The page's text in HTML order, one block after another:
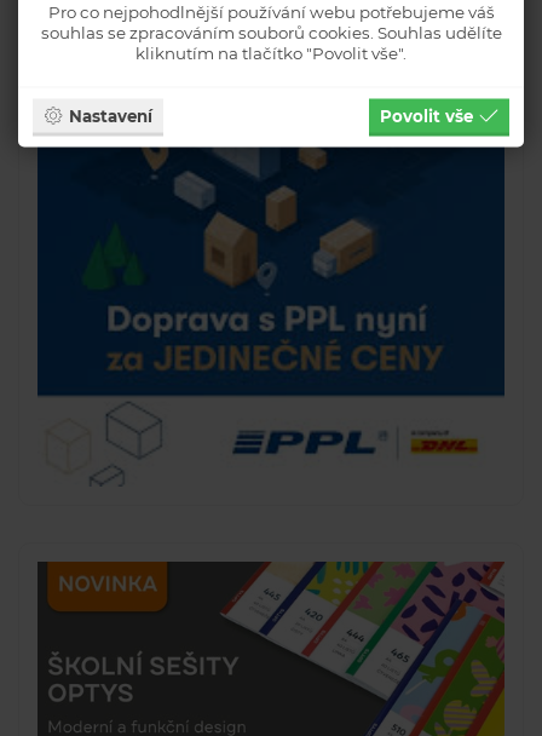
Pro co nejpohodlnější používání webu potřebujeme váš
souhlas se zpracováním souborů cookies. Souhlas udělíte
kliknutím na tlačítko "Povolit vše".
Nastavení Povolit vše